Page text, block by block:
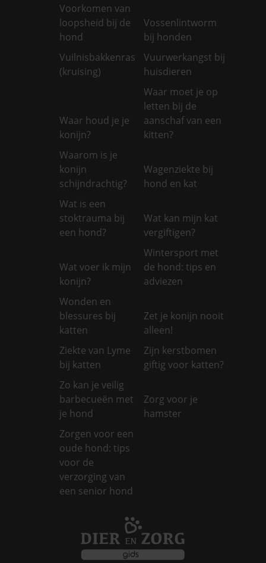
Voorkomen van
loopsheid bij de
hond
Vossenlintworm
bij honden
Vuilnisbakkenras
(kruising)
Vuurwerkangst bij
huisdieren
Waar houd je je
konijn?
Waar moet je op
letten bij de
aanschaf van een
kitten?
Waarom is je
konijn
schijndrachtig?
Wagenziekte bij
hond en kat
Wat is een
stoktrauma bij
een hond?
Wat kan mijn kat
vergiftigen?
Wat voer ik mijn
konijn?
Wintersport met
de hond: tips en
adviezen
Wonden en
blessures bij
katten
Zet je konijn nooit
alleen!
Ziekte van Lyme
bij katten
Zijn kerstbomen
giftig voor katten?
Zo kan je veilig
barbecueën met
je hond
Zorg voor je
hamster
Zorgen voor een
oude hond: tips
voor de
verzorging van
een senior hond